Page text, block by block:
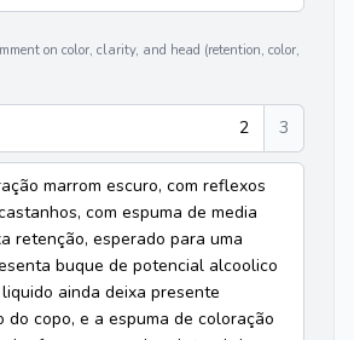
on color, clarity, and head (retention, color,
2 3
marrom escuro, com reflexos
com espuma de media
retenção, esperado para uma
buque de potencial alcoolico
ainda deixa presente
do copo, e a espuma de coloração